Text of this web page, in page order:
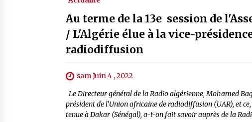
Au terme de la 13e session de
/ L'Algérie élue à la vice-
radiodiffusion
sam Juin 4 , 2022
Le Directeur général de la Radio algérienne, Mohamed
président de l’Union africaine de radiodiffusion (UAR), et ce,
tenue à Dakar (Sénégal), a-t-on fait savoir auprès de la